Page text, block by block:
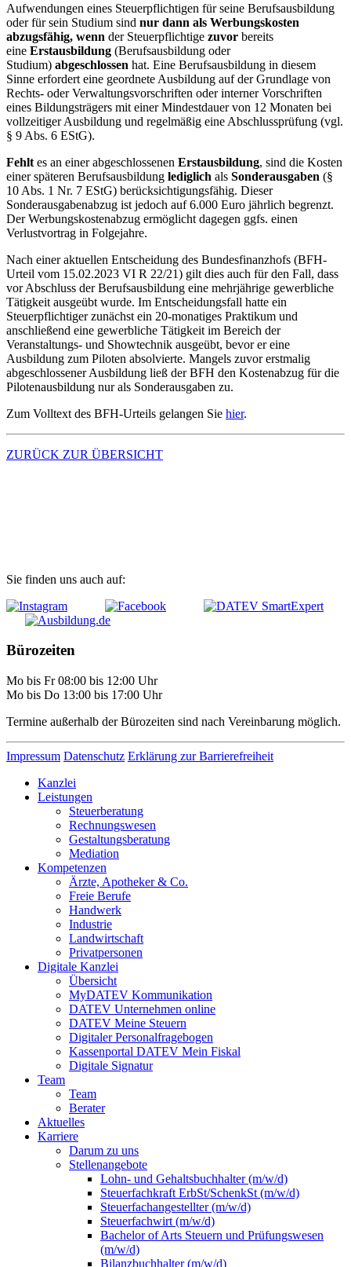
Aufwendungen eines Steuerpflichtigen für seine Berufsausbildung
oder für sein Studium sind nur dann als Werbungskosten
abzugsfähig, wenn der Steuerpflichtige zuvor bereits
eine Erstausbildung (Berufsausbildung oder
Studium) abgeschlossen hat. Eine Berufsausbildung in diesem
Sinne erfordert eine geordnete Ausbildung auf der Grundlage von
Rechts- oder Verwaltungsvorschriften oder interner Vorschriften
eines Bildungsträgers mit einer Mindestdauer von 12 Monaten bei
vollzeitiger Ausbildung und regelmäßig eine Abschlussprüfung (vgl.
§ 9 Abs. 6 EStG).
Fehlt es an einer abgeschlossenen Erstausbildung, sind die Kosten
einer späteren Berufsausbildung lediglich als Sonderausgaben (§
10 Abs. 1 Nr. 7 EStG) berücksichtigungsfähig. Dieser
Sonderausgabenabzug ist jedoch auf 6.000 Euro jährlich begrenzt.
Der Werbungskostenabzug ermöglicht dagegen ggfs. einen
Verlustvortrag in Folgejahre.
Nach einer aktuellen Entscheidung des Bundesfinanzhofs (BFH-
Urteil vom 15.02.2023 VI R 22/21) gilt dies auch für den Fall, dass
vor Abschluss der Berufsausbildung eine mehrjährige gewerbliche
Tätigkeit ausgeübt wurde. Im Entscheidungsfall hatte ein
Steuerpflichtiger zunächst ein 20-monatiges Praktikum und
anschließend eine gewerbliche Tätigkeit im Bereich der
Veranstaltungs- und Showtechnik ausgeübt, bevor er eine
Ausbildung zum Piloten absolvierte. Mangels zuvor erstmalig
abgeschlossener Ausbildung ließ der BFH den Kostenabzug für die
Pilotenausbildung nur als Sonderausgaben zu.
Zum Volltext des BFH-Urteils gelangen Sie hier.
ZURÜCK ZUR ÜBERSICHT
Sie finden uns auch auf:
Bürozeiten
Mo bis Fr 08:00 bis 12:00 Uhr
Mo bis Do 13:00 bis 17:00 Uhr
Termine außerhalb der Bürozeiten sind nach Vereinbarung möglich.
Impressum Datenschutz Erklärung zur Barrierefreiheit
Kanzlei
Leistungen
Steuerberatung
Rechnungswesen
Gestaltungsberatung
Mediation
Kompetenzen
Ärzte, Apotheker & Co.
Freie Berufe
Handwerk
Industrie
Landwirtschaft
Privatpersonen
Digitale Kanzlei
Übersicht
MyDATEV Kommunikation
DATEV Unternehmen online
DATEV Meine Steuern
Digitaler Personalfragebogen
Kassenportal DATEV Mein Fiskal
Digitale Signatur
Team
Team
Berater
Aktuelles
Karriere
Darum zu uns
Stellenangebote
Lohn- und Gehaltsbuchhalter (m/w/d)
Steuerfachkraft ErbSt/SchenkSt (m/w/d)
Steuerfachangestellter (m/w/d)
Steuerfachwirt (m/w/d)
Bachelor of Arts Steuern und Prüfungswesen
(m/w/d)
Bilanzbuchhalter (m/w/d)